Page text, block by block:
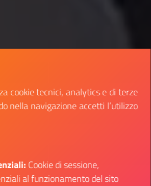
cookie tecnici, analytics e di terze
nella navigazione accetti l’utilizzo
Cookie di sessione,
al funzionamento del sito